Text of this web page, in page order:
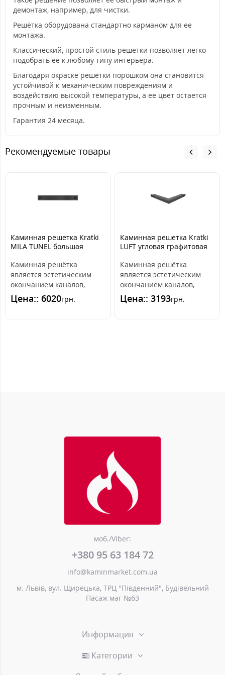
демонтаж, например, для чистки.
Решётка оборудована стандартно карманом для ее
монтажа.
Классический, простой стиль решётки позволяет легко
подобрать ее к любому типу интерьера.
Благодаря окраске решётки порошком она становится
устойчивой к механическим повреждениям и
воздействию высокой температуры, а ее цвет остается
прочным и неизменным.
Гарантия 24 месяца.
Рекомендуемые товары
Каминная решетка Kratki
MILA TUNEL большая
Каминная решётка
является эстетическим
окончанием каналов,
распределяющих горячий
воздух из камина. ..
Цена:: 6020грн.
Каминная решетка Kratki
LUFT угловая графитовая
Каминная решётка
является эстетическим
окончанием каналов,
распределяющих горячий
воздух из камина. ..
Цена:: 3193грн.
моб./Viber:
+380 95 63 184 72
info@kaminmarket.com.ua
м. Львів, вул. Щирецька, ТРЦ "Південний", Будівельний
Пасаж маг №63
Информация
Категории